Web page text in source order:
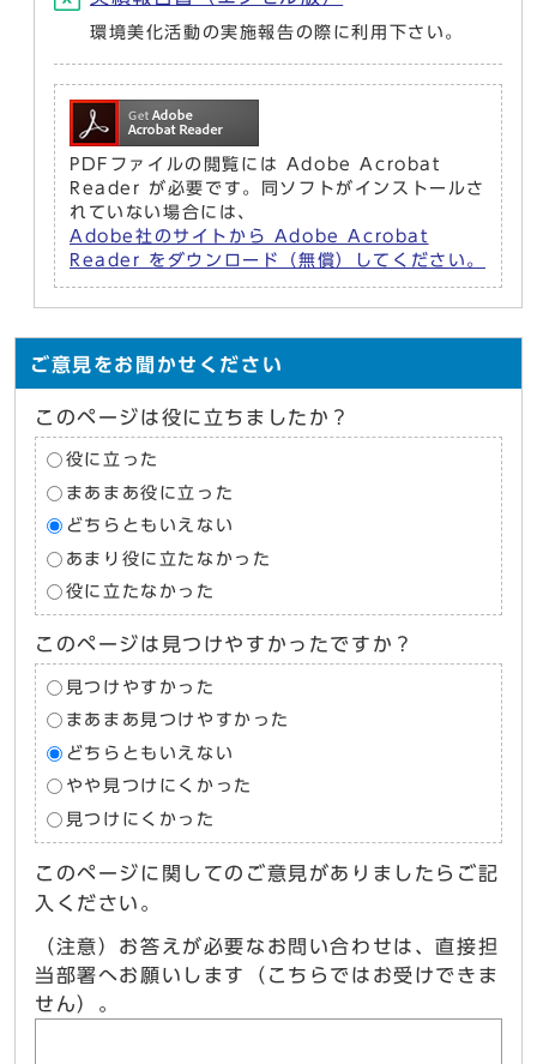
環境美化活動の実施報告の際に利用下さい。
PDFファイルの閲覧には Adobe Acrobat
Reader が必要です。同ソフトがインストールさ
れていない場合には、
Adobe社のサイトから Adobe Acrobat
Reader をダウンロード（無償）してください。
ご意見をお聞かせください
このページは役に立ちましたか？
役に立った
まあまあ役に立った
どちらともいえない
あまり役に立たなかった
役に立たなかった
このページは見つけやすかったですか？
見つけやすかった
まあまあ見つけやすかった
どちらともいえない
やや見つけにくかった
見つけにくかった
このページに関してのご意見がありましたらご記
入ください。
（注意）お答えが必要なお問い合わせは、直接担
当部署へお願いします（こちらではお受けできま
せん）。